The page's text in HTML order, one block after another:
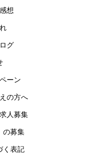
想
グ
ーン
の方へ
人募集
の募集
く表記